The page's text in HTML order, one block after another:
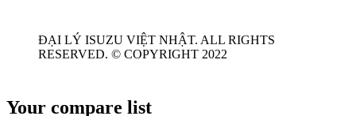
ĐẠI LÝ ISUZU VIỆT NHẬT. ALL RIGHTS
RESERVED. © COPYRIGHT 2022
Your compare list